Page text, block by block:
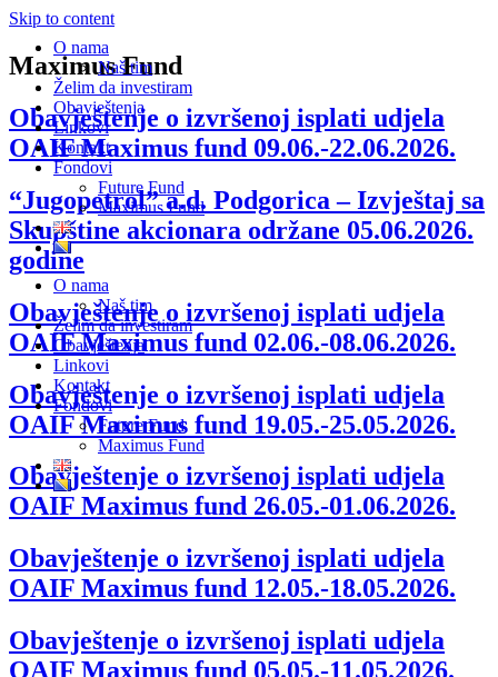
Skip to content
O nama
Naš tim
Želim da investiram
Obavještenja
Linkovi
Kontakt
Fondovi
Future Fund
Maximus Fund
O nama
Naš tim
Želim da investiram
Obavještenja
Linkovi
Kontakt
Fondovi
Future Fund
Maximus Fund
Maximus Fund
Obavještenje o izvršenoj isplati udjela
OAIF Maximus fund 09.06.-22.06.2026.
“Jugopetrol” a.d. Podgorica – Izvještaj sa
Skupštine akcionara održane 05.06.2026.
godine
Obavještenje o izvršenoj isplati udjela
OAIF Maximus fund 02.06.-08.06.2026.
Obavještenje o izvršenoj isplati udjela
OAIF Maximus fund 19.05.-25.05.2026.
Obavještenje o izvršenoj isplati udjela
OAIF Maximus fund 26.05.-01.06.2026.
Obavještenje o izvršenoj isplati udjela
OAIF Maximus fund 12.05.-18.05.2026.
Obavještenje o izvršenoj isplati udjela
OAIF Maximus fund 05.05.-11.05.2026.